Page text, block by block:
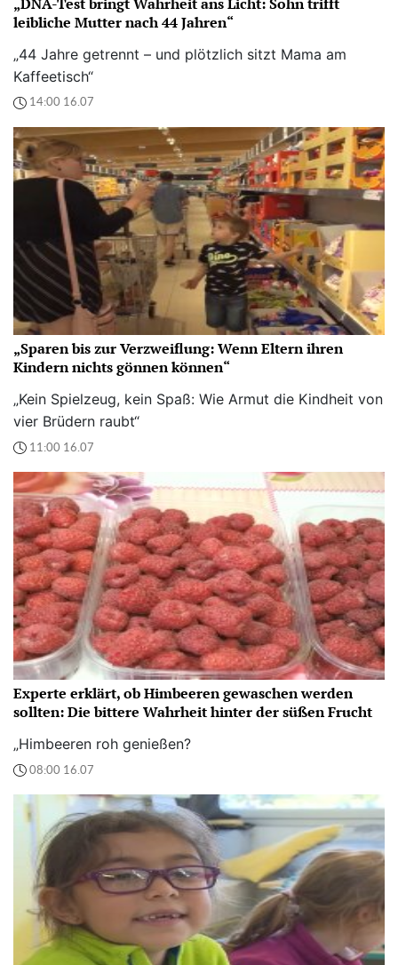
leibliche Mutter nach 44 Jahren“
„44 Jahre getrennt – und plötzlich sitzt Mama am
Kaffeetisch“
14:00 16.07
„Sparen bis zur Verzweiflung: Wenn Eltern ihren
Kindern nichts gönnen können“
„Kein Spielzeug, kein Spaß: Wie Armut die Kindheit von
vier Brüdern raubt“
11:00 16.07
Experte erklärt, ob Himbeeren gewaschen werden
sollten: Die bittere Wahrheit hinter der süßen Frucht
„Himbeeren roh genießen?
08:00 16.07